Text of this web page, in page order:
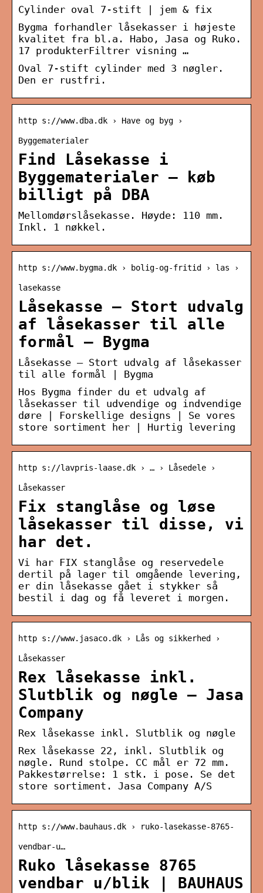
Cylinder oval 7-stift | jem & fix
Bygma forhandler låsekasser i højeste
kvalitet fra bl.a. Habo, Jasa og Ruko.
17 produkterFiltrer visning …
Oval 7-stift cylinder med 3 nøgler.
Den er rustfri.
http s://www.dba.dk › Have og byg ›
Byggematerialer
Find Låsekasse i
Byggematerialer – køb
billigt på DBA
Mellomdørslåsekasse. Høyde: 110 mm.
Inkl. 1 nøkkel.
http s://www.bygma.dk › bolig-og-fritid › las ›
lasekasse
Låsekasse – Stort udvalg
af låsekasser til alle
formål – Bygma
Låsekasse – Stort udvalg af låsekasser
til alle formål | Bygma
Hos Bygma finder du et udvalg af
låsekasser til udvendige og indvendige
døre | Forskellige designs | Se vores
store sortiment her | Hurtig levering
http s://lavpris-laase.dk › … › Låsedele ›
Låsekasser
Fix stanglåse og løse
låsekasser til disse, vi
har det.
Vi har FIX stanglåse og reservedele
dertil på lager til omgående levering,
er din låsekasse gået i stykker så
bestil i dag og få leveret i morgen.
http s://www.jasaco.dk › Lås og sikkerhed ›
Låsekasser
Rex låsekasse inkl.
Slutblik og nøgle – Jasa
Company
Rex låsekasse inkl. Slutblik og nøgle
Rex låsekasse 22, inkl. Slutblik og
nøgle. Rund stolpe. CC mål er 72 mm.
Pakkestørrelse: 1 stk. i pose. Se det
store sortiment. Jasa Company A/S
http s://www.bauhaus.dk › ruko-lasekasse-8765-
vendbar-u…
Ruko låsekasse 8765
vendbar u/blik | BAUHAUS